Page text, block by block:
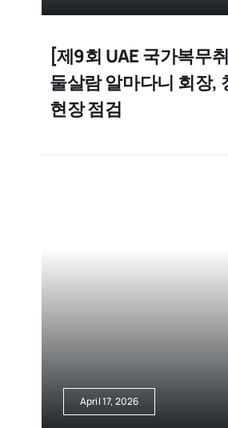
[제9회 UAE 국가복무
둘살람 알마다니 회장,
현장 점검
April 17, 2026